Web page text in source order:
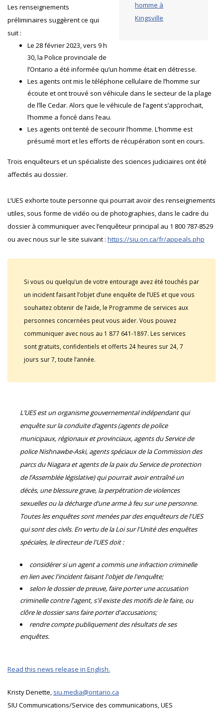
homme à
Kingsville
Les renseignements
préliminaires suggèrent ce qui
suit :
Le 28 février 2023, vers 9 h
30, la Police provinciale de
l’Ontario a été informée qu’un homme était en détresse.
Les agents ont mis le téléphone cellulaire de l’homme sur
écoute et ont trouvé son véhicule dans le secteur de la plage
de l’île Cedar. Alors que le véhicule de l’agent s’approchait,
l’homme a foncé dans l’eau.
Les agents ont tenté de secourir l’homme. L’homme est
présumé mort et les efforts de récupération sont en cours.
Trois enquêteurs et un spécialiste des sciences judiciaires ont été
affectés au dossier.
L’UES exhorte toute personne qui pourrait avoir des renseignements
utiles, sous forme de vidéo ou de photographies, dans le cadre du
dossier à communiquer avec l’enquêteur principal au 1 800 787-8529
ou avec nous sur le site suivant : https://siu.on.ca/fr/appeals.php
Si vous ou quelqu’un de votre entourage avez été touchés par
un incident faisant l’objet d’une enquête de l’UES et que vous
souhaitez obtenir de l’aide, le Programme de services aux
personnes concernées peut vous aider. Vous pouvez
communiquer avec nous au 1 877 641-1897. Les services
sont gratuits, confidentiels et offerts 24 heures sur 24, 7
jours sur 7, toute l’année.
L’UES est un organisme gouvernemental indépendant qui
enquête sur la conduite d’agents (agents de police
municipaux, régionaux et provinciaux, agents du Service de
police Nishnawbe-Aski, agents spéciaux de la Commission des
parcs du Niagara et agents de la paix du Service de protection
de l’Assemblée législative) qui pourrait avoir entraîné un
décès, une blessure grave, la perpétration de violences
sexuelles ou la décharge d’une arme à feu sur une personne.
Toutes les enquêtes sont menées par des enquêteurs de l'UES
qui sont des civils. En vertu de la Loi sur l'Unité des enquêtes
spéciales, le directeur de l'UES doit :
considérer si un agent a commis une infraction criminelle
en lien avec l'incident faisant l'objet de l'enquête;
selon le dossier de preuve, faire porter une accusation
criminelle contre l'agent, s'il existe des motifs de le faire, ou
clôre le dossier sans faire porter d'accusations;
rendre compte publiquement des résultats de ses
enquêtes.
Read this news release in English.
Kristy Denette, siu.media@ontario.ca
SIU Communications/Service des communications, UES